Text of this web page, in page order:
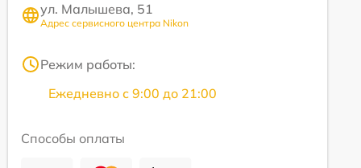
ул. Малышева, 51
Адрес сервисного центра Nikon
Режим работы:
Ежедневно с 9:00 до 21:00
Способы оплаты